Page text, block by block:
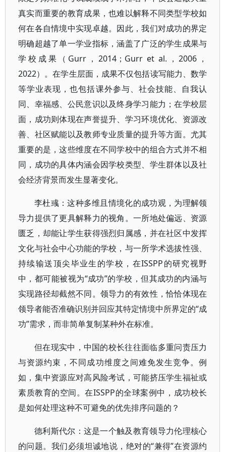
真实而重要的教育成果，也难以解释不同类型学校如
何在各自情境中实现卓越。因此，我们对成功的界定
明确超越了单一学业指标，涵盖了广泛的学生成果与
学校成果（Gurr，2014；Gurr et al.，2006，
2022）。在学生层面，成果不仅包括读写能力、数学
等学业表现，也包括课外参与、社会技能、自我认
同、幸福感、公民意识以及终身学习能力；在学校层
面，成功则体现在声誉提升、学习环境优化、资源改
善、社区赋能以及教师专业质量的提升等方面。尤其
重要的是，这些维度在不同学校中的组合方式并不相
同，成功的具体内涵会因学校类型、学生群体以及社
会经济背景而发生显著变化。
李杜彧：这种多维且情境化的成功观，为理解领
导力提供了更具解释力的视角。一所地处偏远、资源
匮乏，却能让学生获得强烈归属感，并在社区中发挥
文化与社会中心功能的学校，与一所学术选拔性强、
持续输送顶尖毕业生的学校，在ISSPP的研究视野
中，都可能被视为“成功”的学校，但其成功的内涵与
实现路径却截然不同。领导力的有效性，恰恰体现在
领导者能否准确识别并回应其特定情境中所界定的“成
功”需求，而非简单复制某种外在标准。
但在现实中，中国的校长往往面临多重问责压力
与资源约束，不同成功维度之间难免发生竞争。例
如，集中资源应对高风险考试，可能挤压学生福祉或
素质教育的空间。在ISSPP的全球案例中，成功校长
是如何处理这种不可避免的优先排序问题的？
德利斯代尔：这是一个触及教育领导力伦理核心
的问题。我们必须坦诚地说，绝对的“兼得”在资源约